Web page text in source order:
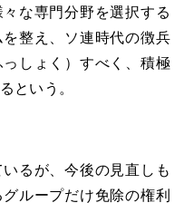
な専門分野を選択する
整え、ソ連時代の徴兵
しょく）すべく、積極
という。
るが、今後の見直しも
ループだけ免除の権利